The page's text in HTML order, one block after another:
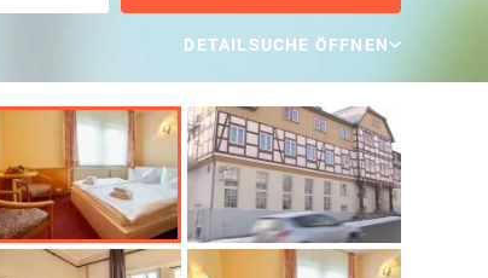
DETAILSUCHE ÖFFNEN